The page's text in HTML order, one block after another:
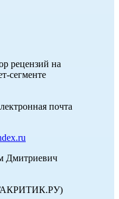
рецензий на
сегменте
почта
Дмитриевич